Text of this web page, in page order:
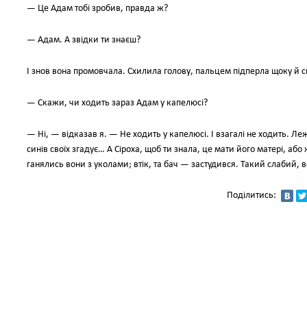
— Це Адам тобі зробив, правда ж?
— Адам. А звідки ти знаєш?
І знов вона промовчала. Схилила голову, пальцем підперла щоку й
— Скажи, чи ходить зараз Адам у капелюсі?
— Ні, — відказав я. — Не ходить у капелюсі. І взагалі не ходить.
синів своїх згадує… А Сіроха, щоб ти знала, це мати його матері,
ганялись вони з уколами; втік, та бач — застудився. Такий слабий,
Поділитись: